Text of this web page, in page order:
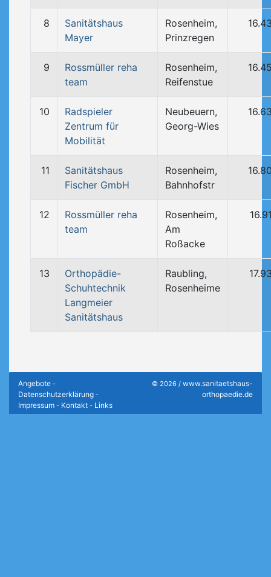
8
Sanitätshaus
Mayer
Rosenheim,
Prinzregen
9
Rossmüller reha
team
Rosenheim,
Reifenstue
10
Radspieler
Zentrum für
Mobilität
Neubeuern,
Georg-Wies
11
Sanitätshaus
Fischer GmbH
Rosenheim,
Bahnhofstr
12
Rossmüller reha
team
Rosenheim,
Am
Roßacke
13
Orthopädie-
Schuhtechnik
Langmeier
Sanitätshaus
Raubling,
Rosenheime
Angebote -
Datenschutzerklärung -
Impressum - Kontakt - Links
© 2026 / www.sanitaetshaus-
orthopaedie.de